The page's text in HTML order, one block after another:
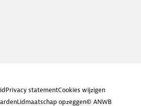
Privacy statementCookies wijzigen
Lidmaatschap opzeggen© ANWB